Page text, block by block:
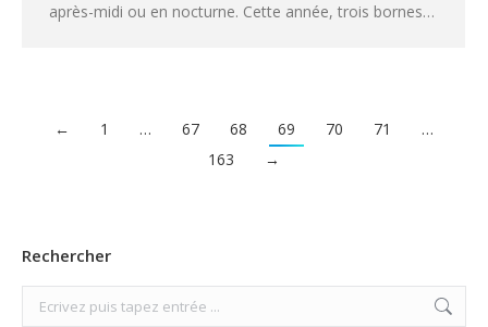
après-midi ou en nocturne. Cette année, trois bornes…
← 1 … 67 68 69 70 71
…
163
→
Rechercher
Search: